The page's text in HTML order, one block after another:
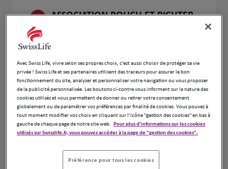
3 ASSOCIATION ROUCH ET RICHTER
Numéro
Voir plus
4 AUBERT Frédéric
13710 Fuveau
Fermé aujourd'hui
Avec Swiss Life, vivre selon ses propres choix, c’est aussi choisir de protéger sa vie
privée ! Swiss Life et ses partenaires utilisent des traceurs pour assurer le bon
fonctionnement du site, analyser et personnaliser votre navigation ou vous proposer
de la publicité personnalisée. Les boutons ci-contre vous informent sur la nature des
cookies utilisés et vous permettent de donner ou retirer votre consentement
globalement ou de paramétrer vos préférences par finalité de cookies. Vous pouvez à
tout moment modifier vos choix en cliquant sur l’icône "gestion des cookies" en bas à
gauche de chaque page de notre site web. Pour plus d'informations sur les cookies
utilisés sur Swisslife.fr, vous pouvez accéder à la page de "gestion des cookies".
Préférence pour tous les cookies